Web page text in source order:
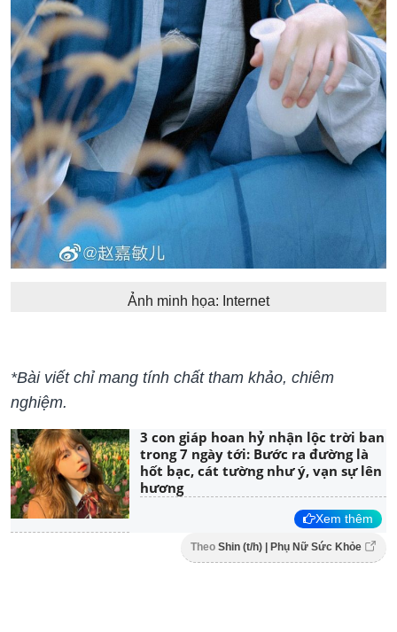
Ảnh minh họa: Internet
*Bài viết chỉ mang tính chất tham khảo, chiêm
nghiệm.
3 con giáp hoan hỷ nhận lộc trời ban
trong 7 ngày tới: Bước ra đường là
hốt bạc, cát tường như ý, vạn sự lên
hương
Xem thêm
Theo Shin (t/h) | Phụ Nữ Sức Khỏe